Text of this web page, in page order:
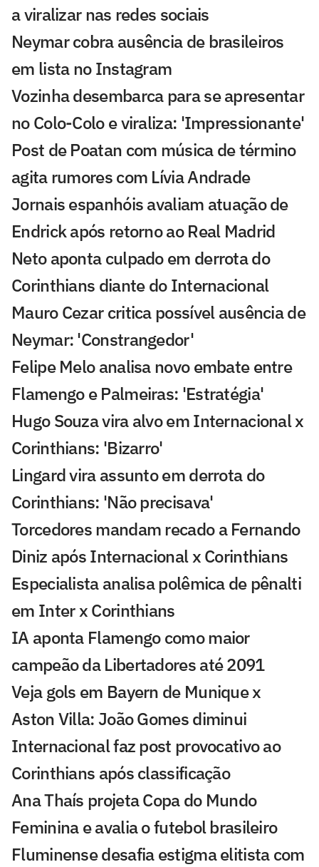
a viralizar nas redes sociais
Neymar cobra ausência de brasileiros
em lista no Instagram
Vozinha desembarca para se apresentar
no Colo-Colo e viraliza: 'Impressionante'
Post de Poatan com música de término
agita rumores com Lívia Andrade
Jornais espanhóis avaliam atuação de
Endrick após retorno ao Real Madrid
Neto aponta culpado em derrota do
Corinthians diante do Internacional
Mauro Cezar critica possível ausência de
Neymar: 'Constrangedor'
Felipe Melo analisa novo embate entre
Flamengo e Palmeiras: 'Estratégia'
Hugo Souza vira alvo em Internacional x
Corinthians: 'Bizarro'
Lingard vira assunto em derrota do
Corinthians: 'Não precisava'
Torcedores mandam recado a Fernando
Diniz após Internacional x Corinthians
Especialista analisa polêmica de pênalti
em Inter x Corinthians
IA aponta Flamengo como maior
campeão da Libertadores até 2091
Veja gols em Bayern de Munique x
Aston Villa: João Gomes diminui
Internacional faz post provocativo ao
Corinthians após classificação
Ana Thaís projeta Copa do Mundo
Feminina e avalia o futebol brasileiro
Fluminense desafia estigma elitista com